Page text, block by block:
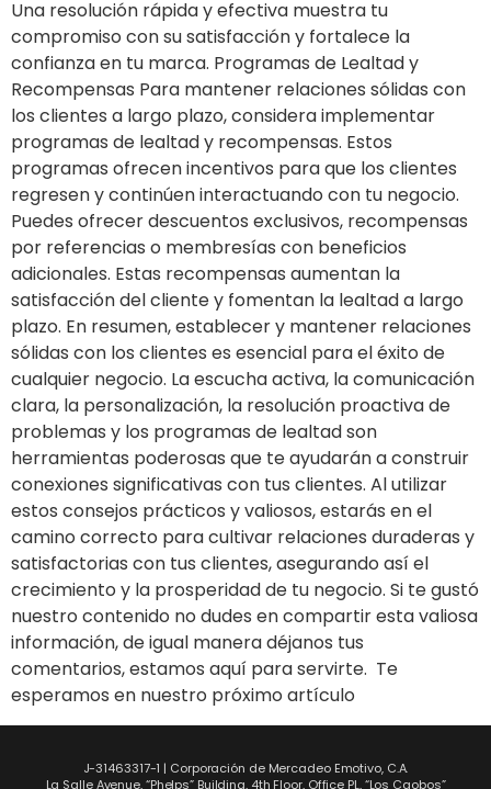
Una resolución rápida y efectiva muestra tu
compromiso con su satisfacción y fortalece la
confianza en tu marca. Programas de Lealtad y
Recompensas Para mantener relaciones sólidas con
los clientes a largo plazo, considera implementar
programas de lealtad y recompensas. Estos
programas ofrecen incentivos para que los clientes
regresen y continúen interactuando con tu negocio.
Puedes ofrecer descuentos exclusivos, recompensas
por referencias o membresías con beneficios
adicionales. Estas recompensas aumentan la
satisfacción del cliente y fomentan la lealtad a largo
plazo. En resumen, establecer y mantener relaciones
sólidas con los clientes es esencial para el éxito de
cualquier negocio. La escucha activa, la comunicación
clara, la personalización, la resolución proactiva de
problemas y los programas de lealtad son
herramientas poderosas que te ayudarán a construir
conexiones significativas con tus clientes. Al utilizar
estos consejos prácticos y valiosos, estarás en el
camino correcto para cultivar relaciones duraderas y
satisfactorias con tus clientes, asegurando así el
crecimiento y la prosperidad de tu negocio. Si te gustó
nuestro contenido no dudes en compartir esta valiosa
información, de igual manera déjanos tus
comentarios, estamos aquí para servirte. Te
esperamos en nuestro próximo artículo
J-31463317-1 | Corporación de Mercadeo Emotivo, C.A.
La Salle Avenue, “Phelps” Building, 4th Floor, Office PL, “Los Caobos”